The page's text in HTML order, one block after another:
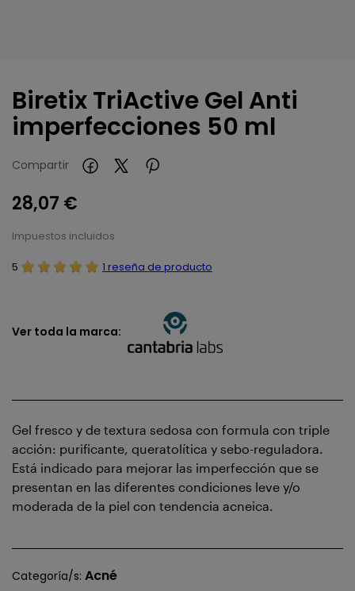
Biretix TriActive Gel Anti
imperfecciones 50 ml
Compartir
28,07 €
Impuestos incluidos
5 1 reseña de producto
Ver toda la marca:
Gel fresco y de textura sedosa con formula con triple
acción: purificante, queratolítica y sebo-reguladora.
Está indicado para mejorar las imperfección que se
presentan en las diferentes condiciones leve y/o
moderada de la piel con tendencia acneica.
Categoría/s: Acné